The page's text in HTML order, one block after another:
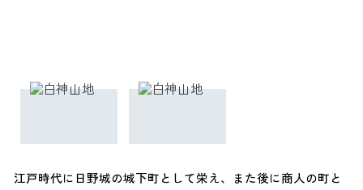
江戸時代に日野城の城下町として栄え、また後に商人の町と